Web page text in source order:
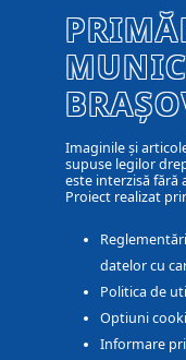
Imaginile și
supuse legilor
este interzisă
Proiect realizat
datelor cu
Politica de
Optiuni
Informare